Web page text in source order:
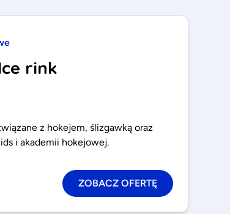
rink
z hokejem, ślizgawką oraz
i akademii hokejowej.
ZOBACZ OFERTĘ